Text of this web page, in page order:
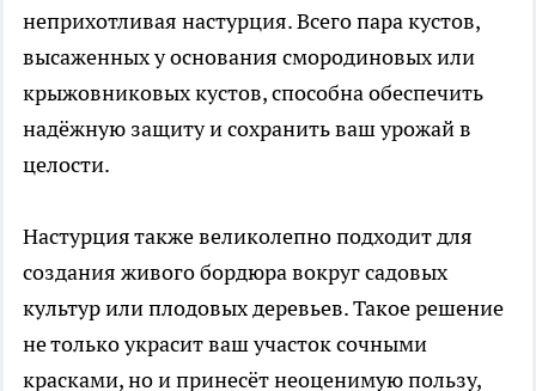
неприхотливая настурция. Всего пара кустов,
высаженных у основания смородиновых или
крыжовниковых кустов, способна обеспечить
надёжную защиту и сохранить ваш урожай в
целости.
Настурция также великолепно подходит для
создания живого бордюра вокруг садовых
культур или плодовых деревьев. Такое решение
не только украсит ваш участок сочными
красками, но и принесёт неоценимую пользу,